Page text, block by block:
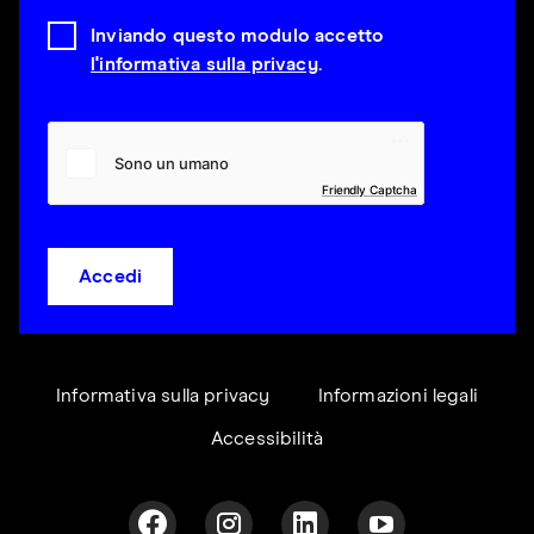
Inviando questo modulo accetto
l'informativa sulla privacy.
Friendly Captcha
Accedi
Informativa sulla privacy Informazioni legali
Accessibilità